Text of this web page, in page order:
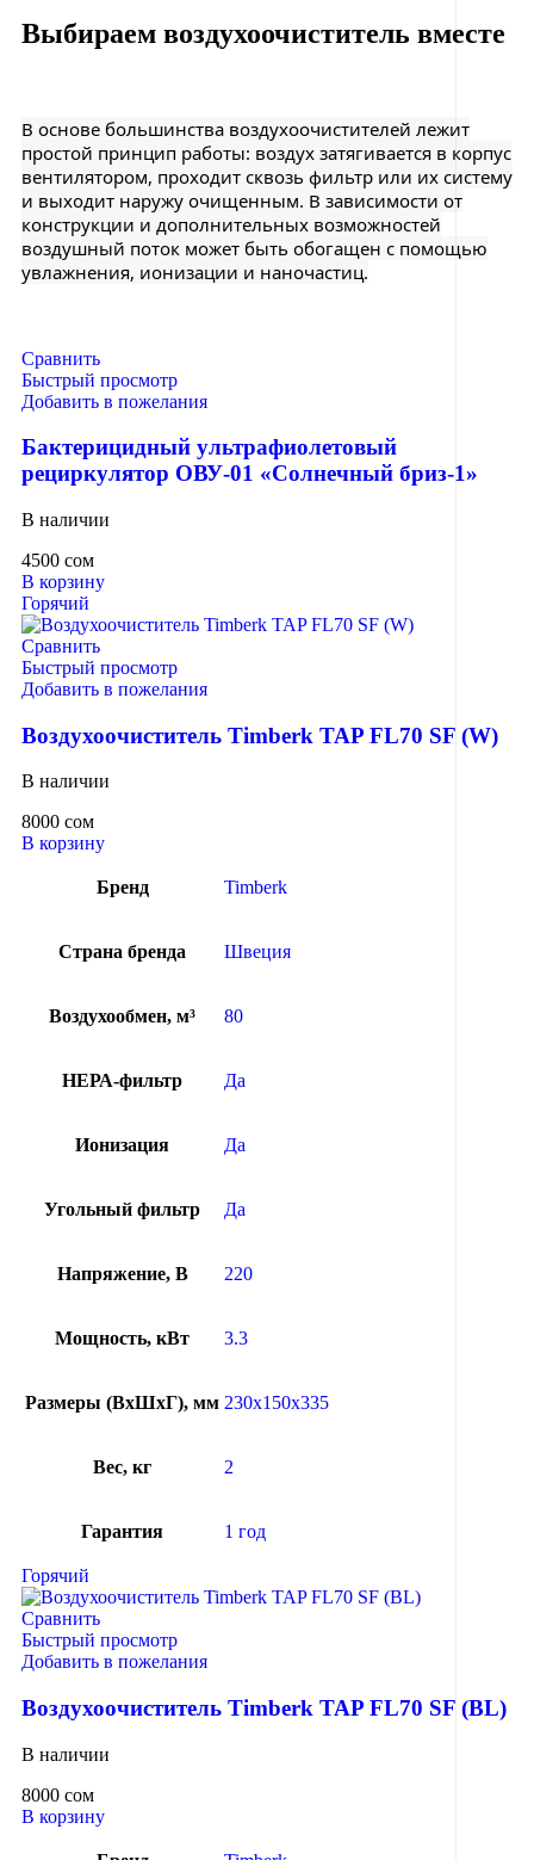
Выбираем воздухоочиститель вместе
В основе большинства воздухоочистителей лежит
простой принцип работы: воздух затягивается в корпус
вентилятором, проходит сквозь фильтр или их систему
и выходит наружу очищенным. В зависимости от
конструкции и дополнительных возможностей
воздушный поток может быть обогащен с помощью
увлажнения, ионизации и наночастиц.
Сравнить
Быстрый просмотр
Добавить в пожелания
Бактерицидный ультрафиолетовый
рециркулятор ОВУ-01 «Солнечный бриз-1»
В наличии
4500 сом
В корзину
Горячий
Сравнить
Быстрый просмотр
Добавить в пожелания
Воздухоочиститель Timberk TAP FL70 SF (W)
В наличии
8000 сом
В корзину
Бренд Timberk
Страна бренда Швеция
Воздухообмен, м³ 80
НЕРА-фильтр Да
Ионизация Да
Угольный фильтр Да
Напряжение, В 220
Мощность, кВт 3.3
Размеры (ВхШхГ), мм 230x150x335
Вес, кг 2
Гарантия 1 год
Горячий
Сравнить
Быстрый просмотр
Добавить в пожелания
Воздухоочиститель Timberk TAP FL70 SF (BL)
В наличии
8000 сом
В корзину